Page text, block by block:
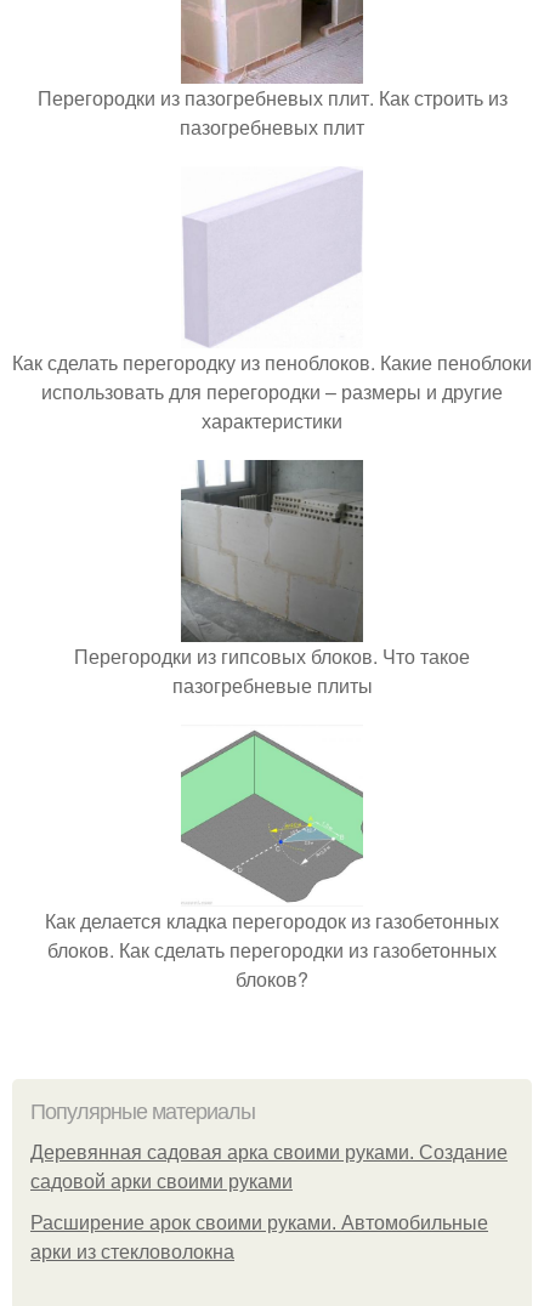
Перегородки из пазогребневых плит. Как строить из
пазогребневых плит
Как сделать перегородку из пеноблоков. Какие пеноблоки
использовать для перегородки – размеры и другие
характеристики
Перегородки из гипсовых блоков. Что такое
пазогребневые плиты
Как делается кладка перегородок из газобетонных
блоков. Как сделать перегородки из газобетонных
блоков?
Популярные материалы
Деревянная садовая арка своими руками. Создание
садовой арки своими руками
Расширение арок своими руками. Автомобильные
арки из стекловолокна